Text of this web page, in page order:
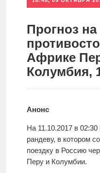
Новости
Стратегии
Школа
Мисс
спорт
Новости
Прогноз
Африке
Колумбия,
Анонс
На 11.10.2017 в
рандеву, в котором
поездку в Россию
Перу и Колумбии.